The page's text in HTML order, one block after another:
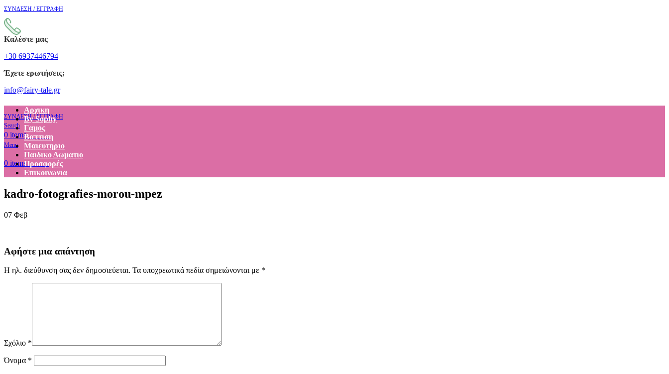
ΣΥΝΔΕΣΗ / ΕΓΓΡΑΦΗ
Καλέστε μας
+30 6937446794
Έχετε ερωτήσεις;
info@fairy-tale.gr
ΣΥΝΔΕΣΗ / ΕΓΓΡΑΦΗ
Search
0 items €0.00
Menu
0 items €0.00
Αρχικη
By Sophy
Γαμος
Βαπτιση
Μαιευτηριο
Παιδικο Δωματιο
Προσφορές
Επικοινωνια
kadro-fotografies-morou-mpez
07 Φεβ
Αφήστε μια απάντηση
Η ηλ. διεύθυνση σας δεν δημοσιεύεται. Τα υποχρεωτικά πεδία σημειώνονται με *
Σχόλιο *
Όνομα *